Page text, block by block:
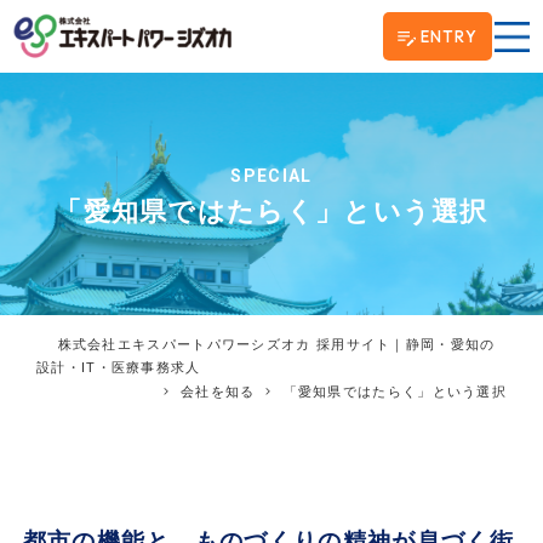
ENTRY
SPECIAL
「愛知県ではたらく」という選択
株式会社エキスパートパワーシズオカ 採用サイト｜静岡・愛知の
設計・IT・医療事務求人
会社を知る
「愛知県ではたらく」という選択